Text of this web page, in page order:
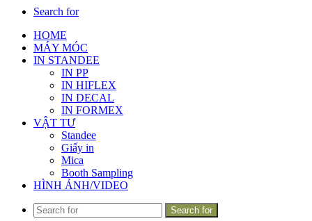
Search for
HOME
MÁY MÓC
IN STANDEE
IN PP
IN HIFLEX
IN DECAL
IN FORMEX
VẬT TƯ
Standee
Giấy in
Mica
Booth Sampling
HÌNH ẢNH/VIDEO
Search for